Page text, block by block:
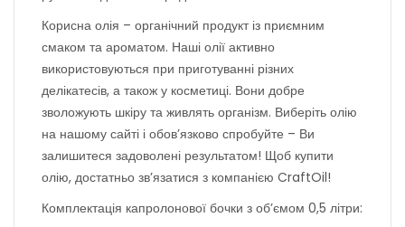
Корисна олія – органічний продукт із приємним
смаком та ароматом. Наші олії активно
використовуються при приготуванні різних
делікатесів, а також у косметиці. Вони добре
зволожують шкіру та живлять організм. Виберіть олію
на нашому сайті і обов’язково спробуйте – Ви
залишитеся задоволені результатом! Щоб купити
олію, достатньо зв’язатися з компанією CraftOil!
Комплектація капролонової бочки з об’ємом 0,5 літри: